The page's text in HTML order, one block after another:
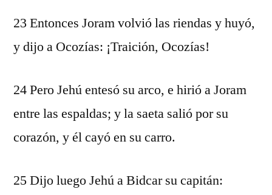
23 Entonces Joram volvió las riendas y huyó,
y dijo a Ocozías: ¡Traición, Ocozías!
24 Pero Jehú entesó su arco, e hirió a Joram
entre las espaldas; y la saeta salió por su
corazón, y él cayó en su carro.
25 Dijo luego Jehú a Bidcar su capitán: